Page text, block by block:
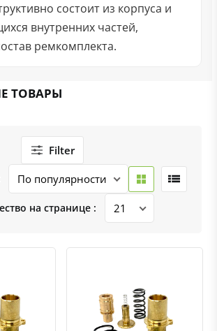
состоит из корпуса и
внутренних частей,
ремкомплекта.
ТОВАРЫ
Filter
на странице :